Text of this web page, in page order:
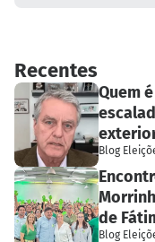
Recentes
Quem
Blog
de
Blog